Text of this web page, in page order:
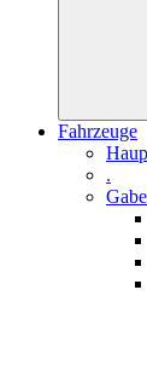
Fahrzeuge
.